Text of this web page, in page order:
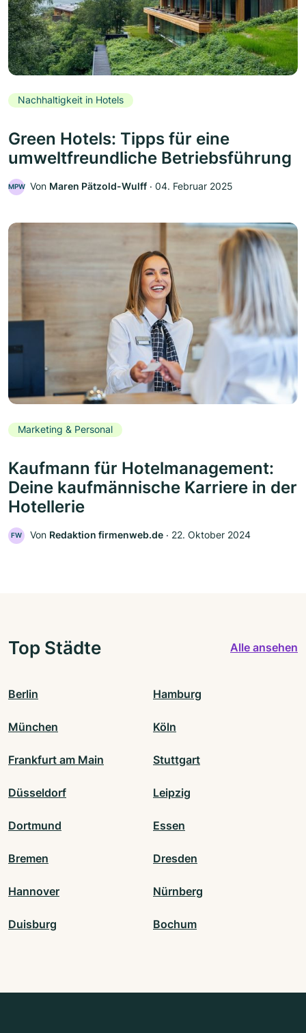
Nachhaltigkeit in Hotels
Green Hotels: Tipps für eine
umweltfreundliche Betriebsführung
MPW Von Maren Pätzold-Wulff ‧ 04. Februar 2025
Marketing & Personal
Kaufmann für Hotelmanagement:
Deine kaufmännische Karriere in der
Hotellerie
FW Von Redaktion firmenweb.de ‧ 22. Oktober 2024
Top Städte Alle ansehen
Berlin Hamburg
München Köln
Frankfurt am Main Stuttgart
Düsseldorf Leipzig
Dortmund Essen
Bremen Dresden
Hannover Nürnberg
Duisburg Bochum